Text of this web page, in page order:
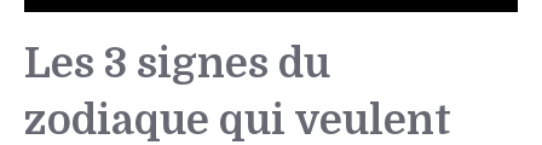
Les 3 signes du
zodiaque qui veulent